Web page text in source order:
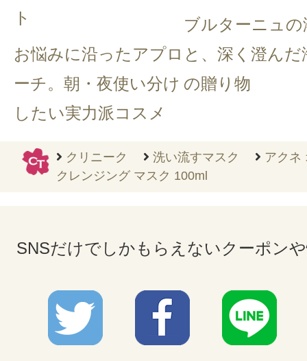
ト
お悩みに沿ったアプロ
ーチ。朝・夜使い分け
したい実力派コスメ
ブルターニュの
と、深く澄んだ
の贈り物
クリニーク 洗い流すマスク
アクネ
クレンジング マスク 100ml
SNSだけでしかもらえないクーポン